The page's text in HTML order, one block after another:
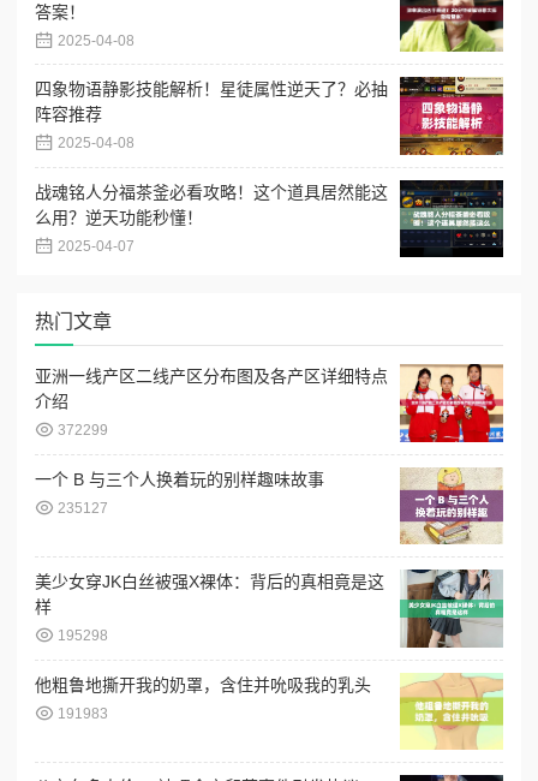
答案！
2025-04-08
四象物语静影技能解析！星徒属性逆天了？必抽
阵容推荐
2025-04-08
战魂铭人分福茶釜必看攻略！这个道具居然能这
么用？逆天功能秒懂！
2025-04-07
热门文章
亚洲一线产区二线产区分布图及各产区详细特点
介绍
372299
一个 B 与三个人换着玩的别样趣味故事
235127
美少女穿JK白丝被强X裸体：背后的真相竟是这
样
195298
他粗鲁地撕开我的奶罩，含住并吮吸我的乳头
191983